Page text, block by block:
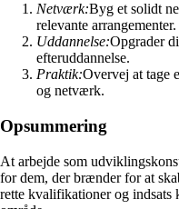
Netværk:Byg et solidt
relevante arrangementer.
Uddannelse:Opgrader
efteruddannelse.
Praktik:Overvej at tage
og netværk.
Opsummering
At arbejde som
for dem, der brænder for at
rette kvalifikationer og indsats